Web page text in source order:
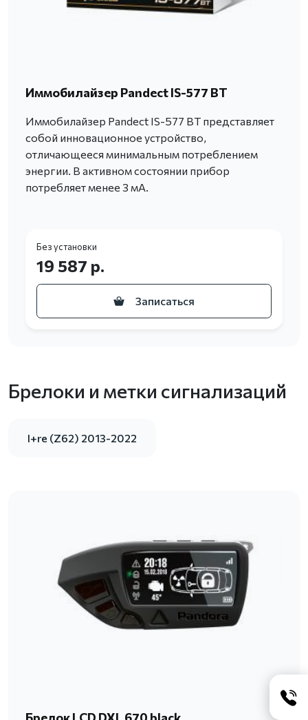
Иммобилайзер Pandect IS-577 BT
Иммобилайзер Pandect IS-577 BT представляет
собой инновационное устройство,
отличающееся минимальным потреблением
энергии. В активном состоянии прибор
потребляет менее 3 мА.
Без установки
19 587 р.
Записаться
Брелоки и метки сигнализаций
I+re (Z62) 2013-2022